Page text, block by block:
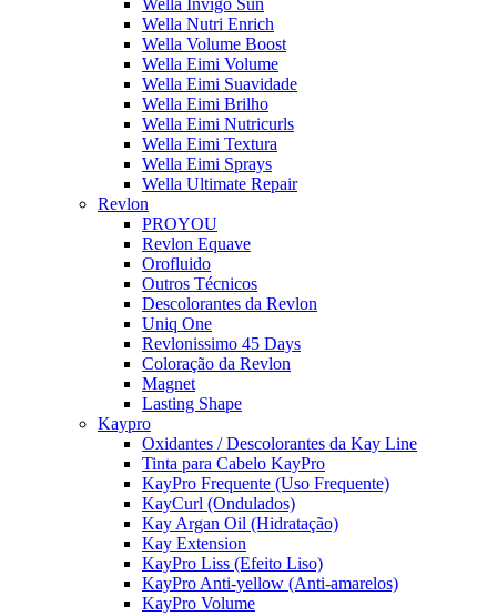
Wella Invigo Sun
Wella Nutri Enrich
Wella Volume Boost
Wella Eimi Volume
Wella Eimi Suavidade
Wella Eimi Brilho
Wella Eimi Nutricurls
Wella Eimi Textura
Wella Eimi Sprays
Wella Ultimate Repair
Revlon
PROYOU
Revlon Equave
Orofluido
Outros Técnicos
Descolorantes da Revlon
Uniq One
Revlonissimo 45 Days
Coloração da Revlon
Magnet
Lasting Shape
Kaypro
Oxidantes / Descolorantes da Kay Line
Tinta para Cabelo KayPro
KayPro Frequente (Uso Frequente)
KayCurl (Ondulados)
Kay Argan Oil (Hidratação)
Kay Extension
KayPro Liss (Efeito Liso)
KayPro Anti-yellow (Anti-amarelos)
KayPro Volume